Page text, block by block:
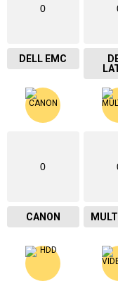
0
DELL EMC
0
CANON